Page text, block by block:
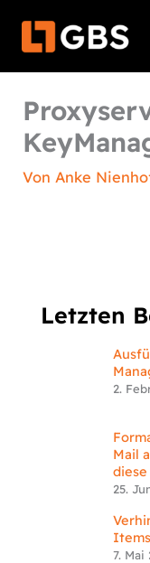
Inhalt
Von Anke
Letzten
2.
Mail
25.
7. Mai